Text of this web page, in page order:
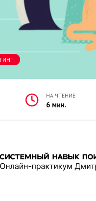
НА ЧТЕНИЕ
6 мин.